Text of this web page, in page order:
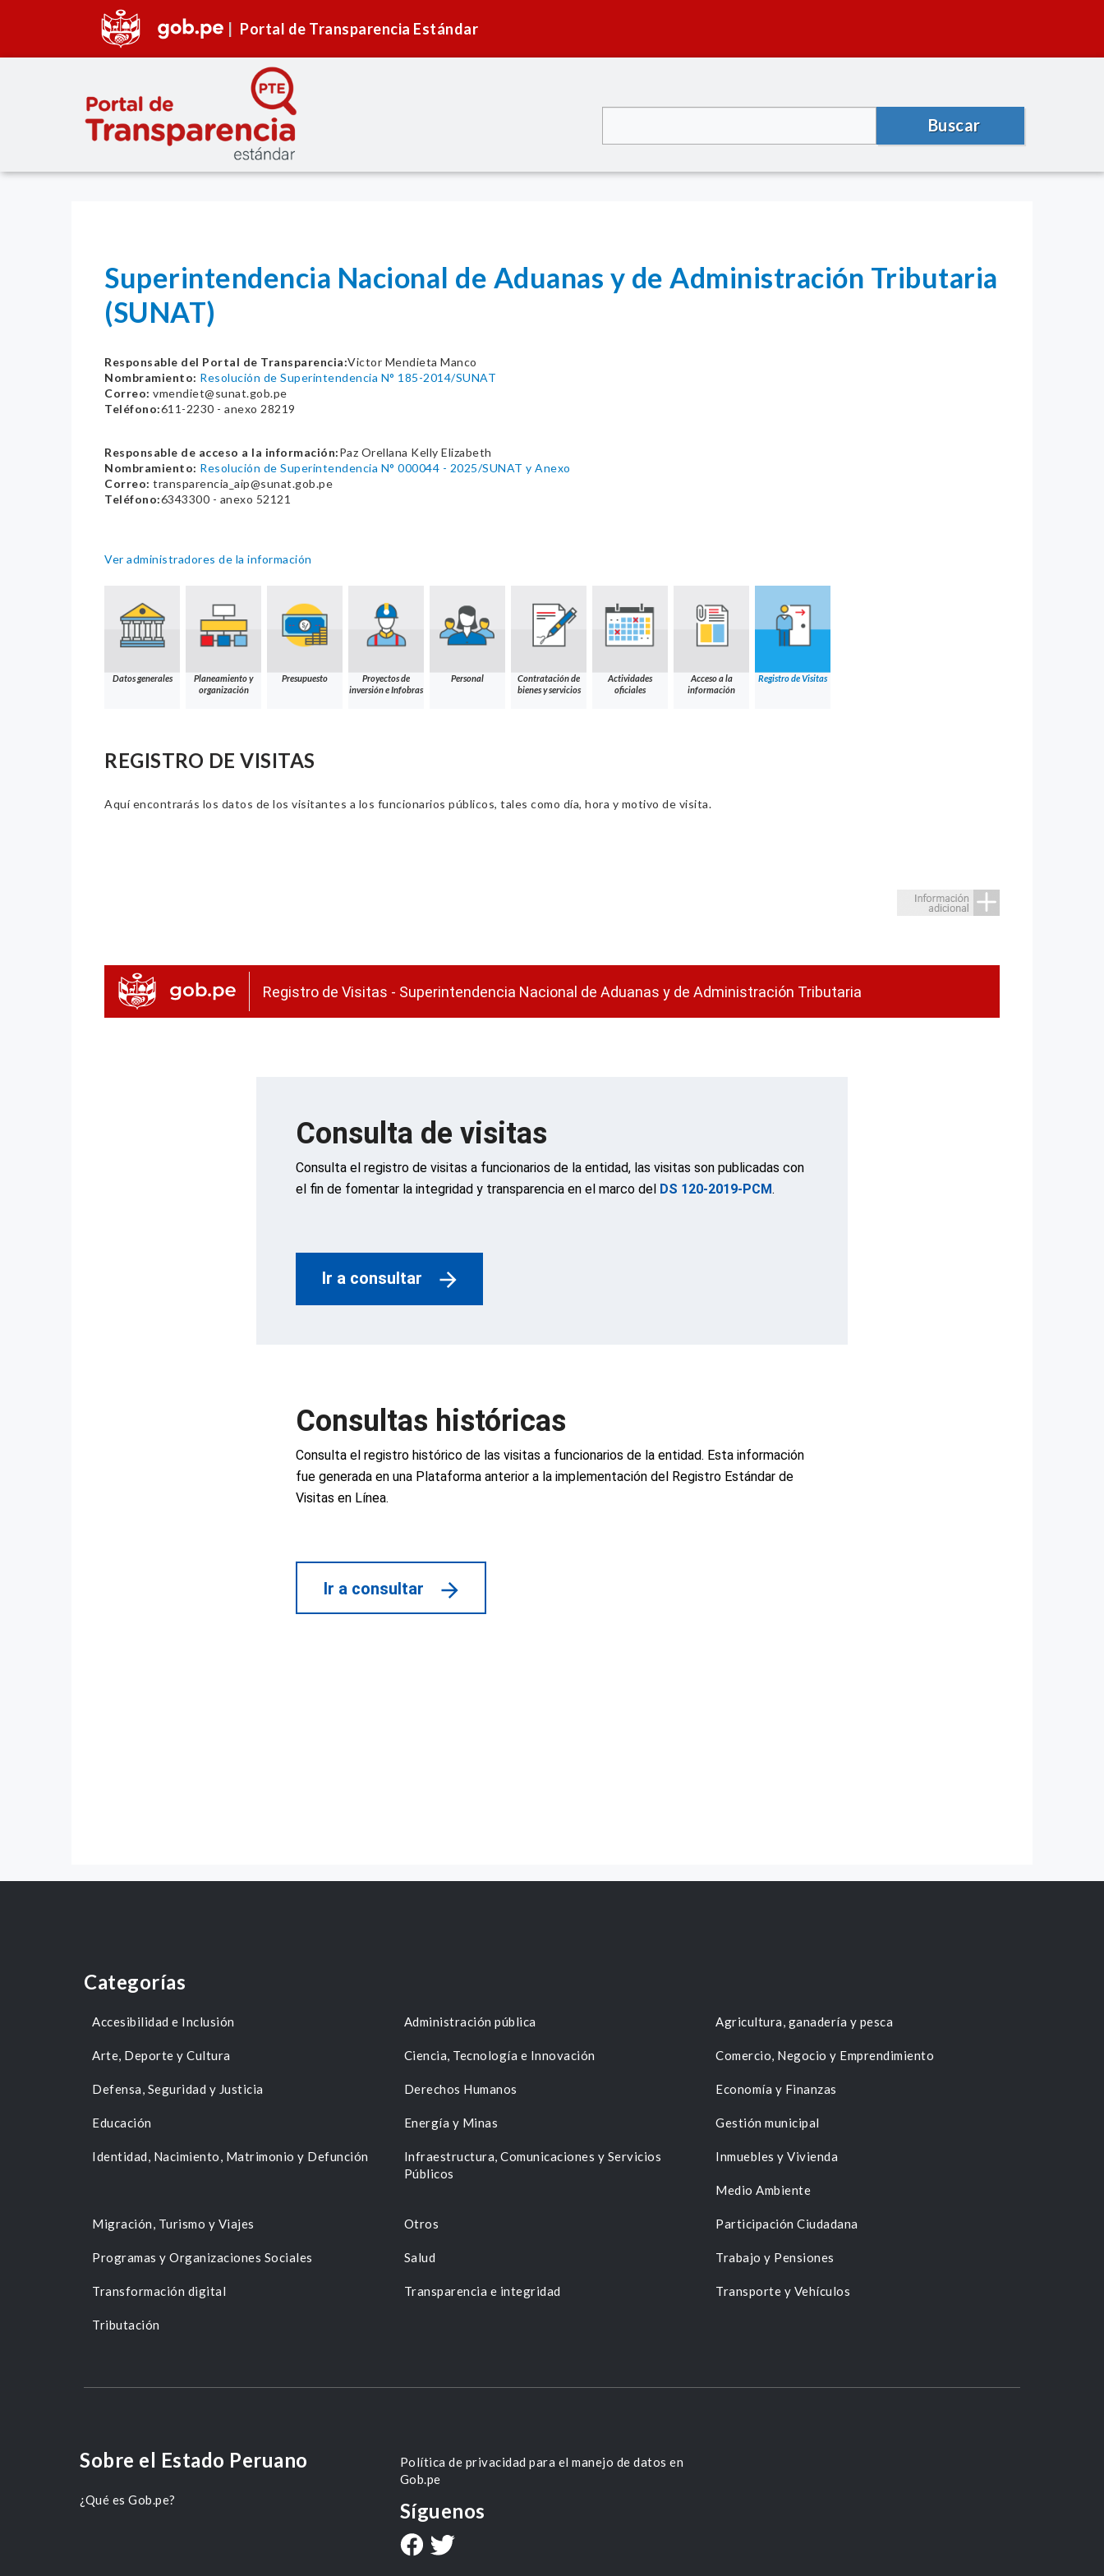
Portal de Transparencia Estándar
Buscar
Superintendencia Nacional de Aduanas y de Administración Tributaria
(SUNAT)
Responsable del Portal de Transparencia:Victor Mendieta Manco
Nombramiento: Resolución de Superintendencia N° 185-2014/SUNAT
Correo: vmendiet@sunat.gob.pe
Teléfono:611-2230 - anexo 28219
Responsable de acceso a la información:Paz Orellana Kelly Elizabeth
Nombramiento: Resolución de Superintendencia N° 000044 - 2025/SUNAT y Anexo
Correo: transparencia_aip@sunat.gob.pe
Teléfono:6343300 - anexo 52121
Ver administradores de la información
Datos generales
Planeamiento y
organización
Presupuesto
Proyectos de
inversión e Infobras
Personal
Contratación de
bienes y servicios
Actividades
oficiales
Acceso a la
información
Registro de Visitas
REGISTRO DE VISITAS
Aquí encontrarás los datos de los visitantes a los funcionarios públicos, tales como día, hora y motivo de visita.
Categorías
Accesibilidad e Inclusión Administración pública Agricultura, ganadería y pesca
Arte, Deporte y Cultura Ciencia, Tecnología e Innovación Comercio, Negocio y Emprendimiento
Defensa, Seguridad y Justicia Derechos Humanos Economía y Finanzas
Educación Energía y Minas Gestión municipal
Identidad, Nacimiento, Matrimonio y Defunción
Infraestructura, Comunicaciones y Servicios
Públicos
Inmuebles y Vivienda
Medio Ambiente
Migración, Turismo y Viajes Otros Participación Ciudadana
Programas y Organizaciones Sociales Salud Trabajo y Pensiones
Transformación digital Transparencia e integridad Transporte y Vehículos
Tributación
Sobre el Estado Peruano
¿Qué es Gob.pe?
Política de privacidad para el manejo de datos en
Gob.pe
Síguenos